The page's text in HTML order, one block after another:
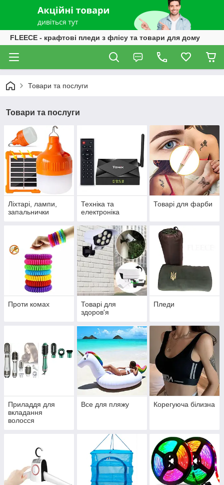
FLEECE - крафтові пледи з флісу та товари для дому
Товари та послуги
Товари та послуги
Ліхтарі, лампи,
запальнички
Техніка та
електроніка
Товарі для фарби
Проти комах
Товарі для
здоров'я
Пледи
Приладдя для
вкладання
волосся
Все для пляжу Корегуюча білизна